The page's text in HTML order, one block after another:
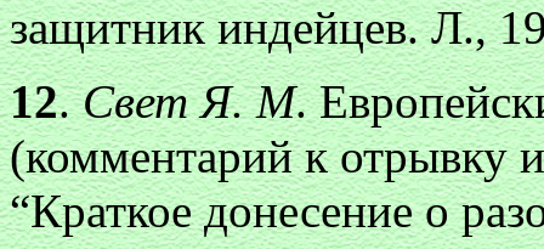
защитник индейцев. Л.,
12.Свет Я. М.
(комментарий к отрывку
“Краткое донесение о